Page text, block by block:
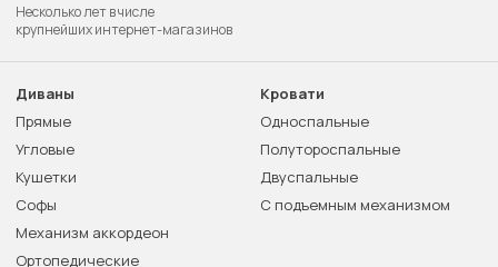
Несколько лет в числе
крупнейших интернет-магазинов
Диваны
Прямые
Угловые
Кушетки
Софы
Механизм аккордеон
Ортопедические
Кровати
Односпальные
Полутороспальные
Двуспальные
С подъемным механизмом